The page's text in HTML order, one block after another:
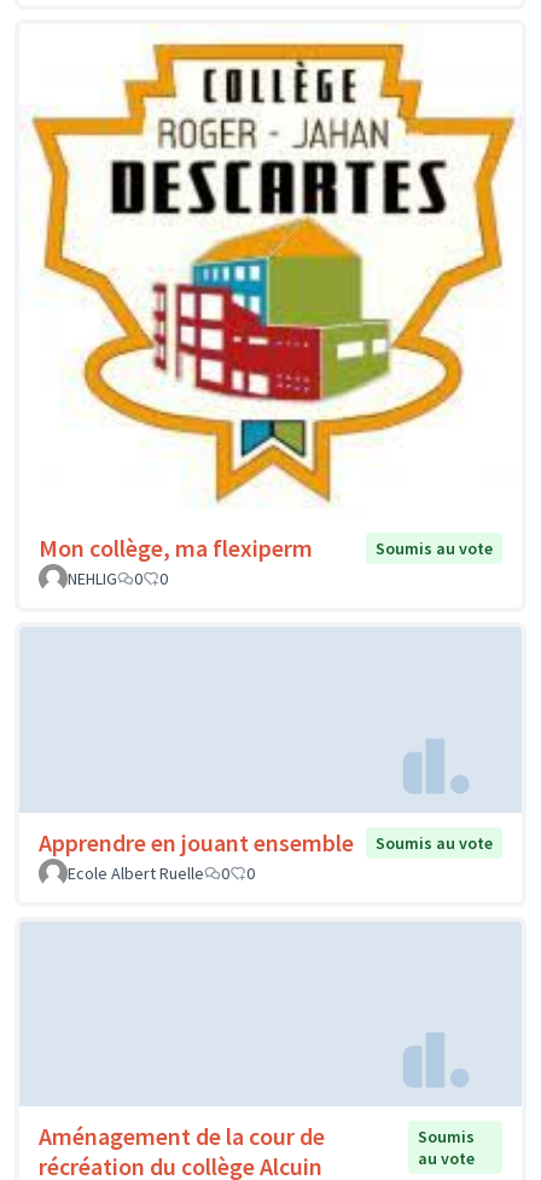
Mon collège, ma flexiperm
Soumis au vote
NEHLIG
0 0
Apprendre en jouant ensemble
Soumis au vote
Ecole Albert Ruelle
0 0
Aménagement de la cour de
récréation du collège Alcuin
Soumis
au vote